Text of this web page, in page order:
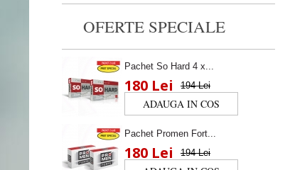
OFERTE SPECIALE
Pachet So Hard 4 x...
180 Lei 194 Lei
Pachet Promen Fort...
180 Lei 194 Lei